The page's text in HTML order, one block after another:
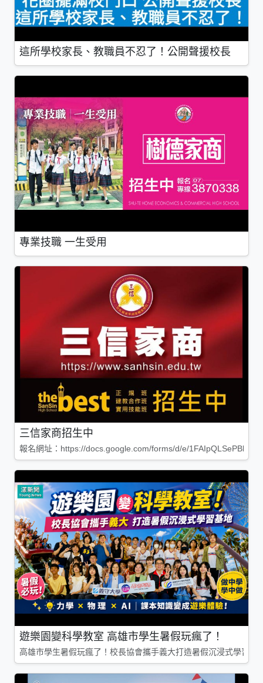
這所學校家長、教職員不忍了！公開聲援校長
專業技職 一生受用
三信家商招生中
報名網址：https://docs.google.com/forms/d/e/
遊樂園變科學教室 高雄市學生暑假玩瘋了！
高雄市學生暑假玩瘋了！校長協會攜手義大打造暑假沉浸式學習基